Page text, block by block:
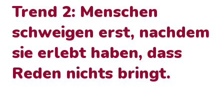
Trend 2: Menschen
schweigen erst, nachdem
sie erlebt haben, dass
Reden nichts bringt.